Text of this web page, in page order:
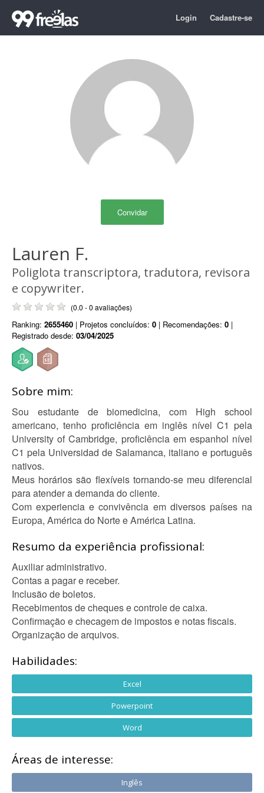
Login Cadastre-se
Convidar
Lauren F.
Poliglota transcriptora, tradutora, revisora
e copywriter.
(0.0 - 0 avaliações)
Ranking: 2655460 | Projetos concluídos: 0 | Recomendações: 0 |
Registrado desde: 03/04/2025
Sobre mim:
Sou estudante de biomedicina, com High school
americano, tenho proficiência em inglês nível C1 pela
University of Cambridge, proficiência em espanhol nível
C1 pela Universidad de Salamanca, italiano e português
nativos.
Meus horários são flexíveis tornando-se meu diferencial
para atender a demanda do cliente.
Com experiencia e convivência em diversos países na
Europa, América do Norte e América Latina.
Resumo da experiência profissional:
Auxiliar administrativo.
Contas a pagar e receber.
Inclusão de boletos.
Recebimentos de cheques e controle de caixa.
Confirmação e checagem de impostos e notas fiscais.
Organização de arquivos.
Habilidades:
Excel
Powerpoint
Word
Áreas de interesse:
Inglês